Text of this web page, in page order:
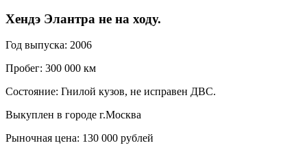
Хендэ Элантра не на ходу.
Год выпуска: 2006
Пробег: 300 000 км
Состояние: Гнилой кузов, не исправен ДВС.
Выкуплен в городе г.Москва
Рыночная цена: 130 000 рублей